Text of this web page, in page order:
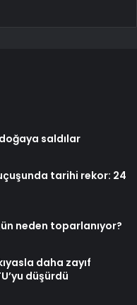
saldılar
tarihi rekor: 24
neden toparlanıyor?
daha zayıf
düşürdü